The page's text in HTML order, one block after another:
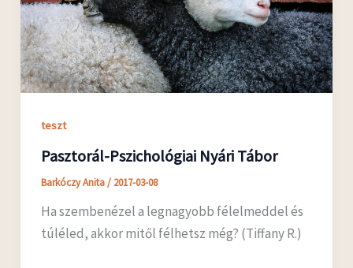
teszt
Pasztorál-Pszichológiai Nyári Tábor
Barkóczy Anita/ 2017-03-08
Ha szembenézel a legnagyobb félelmeddel és
túléled, akkor mitől félhetsz még? (Tiffany R.)